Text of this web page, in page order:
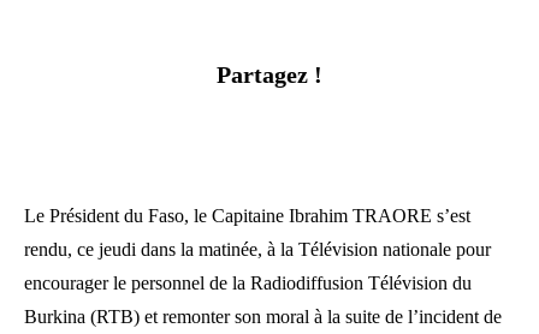
Partagez !
Le Président du Faso, le Capitaine Ibrahim TRAORE s’est
rendu, ce jeudi dans la matinée, à la Télévision nationale pour
encourager le personnel de la Radiodiffusion Télévision du
Burkina (RTB) et remonter son moral à la suite de l’incident de